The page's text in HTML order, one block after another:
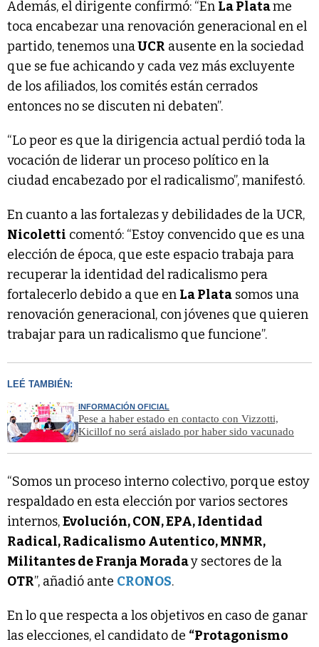
Además, el dirigente confirmó: “En La Platame
toca encabezar una renovación generacional en el
partido, tenemos unaUCR ausente en la sociedad
que se fue achicando y cada vez más excluyente
de los afiliados, los comités están cerrados
entonces no se discuten ni debaten”.
“Lo peor es que la dirigencia actual perdió toda la
vocación de liderar un proceso político en la
ciudad encabezado por el radicalismo”, manifestó.
En cuanto a las fortalezas y debilidades de la UCR,
Nicoletti comentó: “Estoy convencido que es una
elección de época, que este espacio trabaja para
recuperar la identidad del radicalismo pera
fortalecerlo debido a que en La Plata somos una
renovación generacional, con jóvenes que quieren
trabajar para un radicalismo que funcione”.
LEÉ TAMBIÉN:
INFORMACIÓN OFICIAL
Pese a haber estado en contacto con Vizzotti,
Kicillof no será aislado por haber sido vacunado
“Somos un proceso interno colectivo, porque estoy
respaldado en esta elección por varios sectores
internos,Evolución, CON, EPA, Identidad
Radical, Radicalismo Autentico, MNMR,
Militantes de Franja Moraday sectores de la
OTR”, añadió ante CRONOS.
En lo que respecta a los objetivos en caso de ganar
las elecciones, el candidato de “Protagonismo